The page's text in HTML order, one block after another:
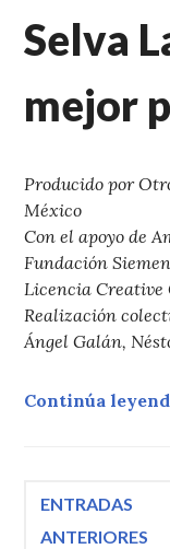
Selva
mejor
Producido por
México
Con el apoyo de
Fundación
Licencia Creative
Realización
Ángel Galán,
Continúa
ENTRADAS
ANTERIORES